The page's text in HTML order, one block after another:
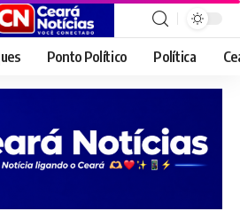
Ponto Político Política